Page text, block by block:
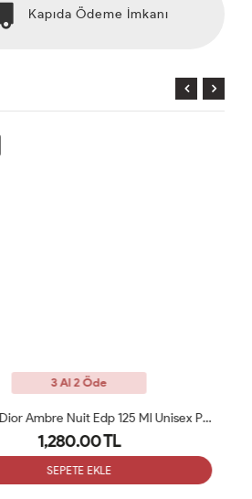
Kapıda Ödeme İmkanı
3 Al 2 Öde
Christian Dior Ambre Nuit Edp 125 Ml Unisex Parfüm ARC
1,280.00 TL
SEPETE EKLE